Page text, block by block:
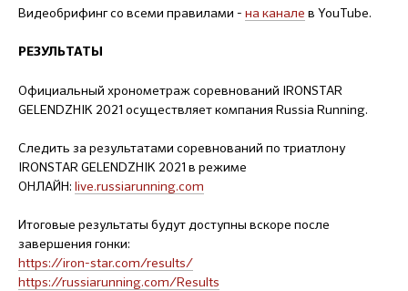
Видеобрифинг со всеми правилами - на канале в YouTube.
РЕЗУЛЬТАТЫ
Официальный хронометраж соревнований IRONSTAR
GELENDZHIK 2021 осуществляет компания Russia Running.
Следить за результатами соревнований по триатлону
IRONSTAR GELENDZHIK 2021 в режиме
ОНЛАЙН: live.russiarunning.com
Итоговые результаты будут доступны вскоре после
завершения гонки:
https://iron-star.com/results/
https://russiarunning.com/Results